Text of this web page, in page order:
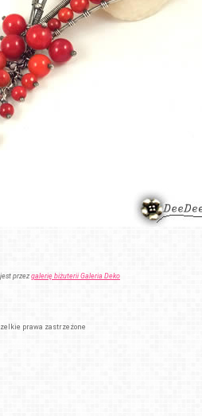
przezgalerię biżuterii Galeria Deko
prawa zastrzeżone